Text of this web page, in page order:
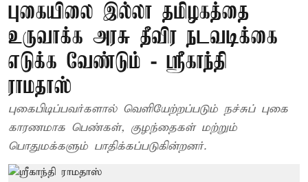
புகையிலை இல்லா தமிழகத்தை
உருவாக்க அரசு தீவிர நடவடிக்கை
எடுக்க வேண்டும் - ஸ்ரீகாந்தி
ராமதாஸ்
புகைபிடிப்பவர்களால் வெளியேற்றப்படும் நச்சுப் புகை
காரணமாக பெண்கள், குழந்தைகள் மற்றும்
பொதுமக்களும் பாதிக்கப்படுகின்றனர்.